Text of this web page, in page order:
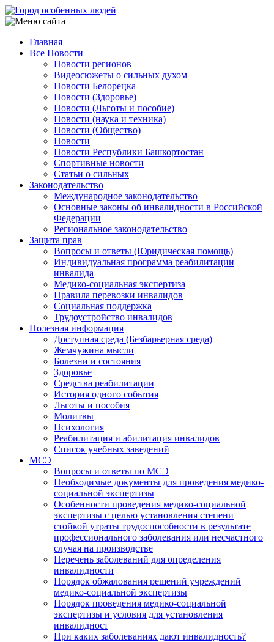
Перейти
к
содержанию
Main
navigation
Главная
Все Новости
Новости регионов
Видеосюжеты о сильных духом
Новости Белорецка
Новости (Здоровье)
Новости (Льготы и пособие)
Новости (наука и техника)
Новости (Общество)
Новости
Новости Республики Башкортостан
Спортивные новости
Статьи о сильных
Законодательство
Международное законодательство
Основные законы об инвалидности в Российской
Федерации
Региональное законодательство
Защита прав
Вопросы и ответы (Юридическая помощь)
Индивидуальная программа реабилитации
инвалида
Медико-социальная экспертиза
Правила перевозки инвалидов
Социальная поддержка
Трудоустройство инвалидов
Полезная информация
Доступная среда (Безбарьерная среда)
Жемчужина мысли
Болезни и состояния
Здоровье
Средства реабилитации
История одного события
Льготы и пособия
Молитвы
Психология
Реабилитация и абилитация инвалидов
Список учебных заведений
МСЭ
Вопросы и ответы по МСЭ
Необходимые документы для проведения медико-
социальной экспертизы
Особенности проведения медико-социальной
экспертизы с целью установления степени
стойкой утраты трудоспособности в результате
профессионального заболевания или несчастного
случая на производстве
Перечень заболеваний для определения
инвалидности
Порядок обжалования решений учреждений
медико-социальной экспертизы
Порядок проведения медико-социальной
экспертизы и условия для установления
инвалидност
При каких заболеваниях дают инвалидность?